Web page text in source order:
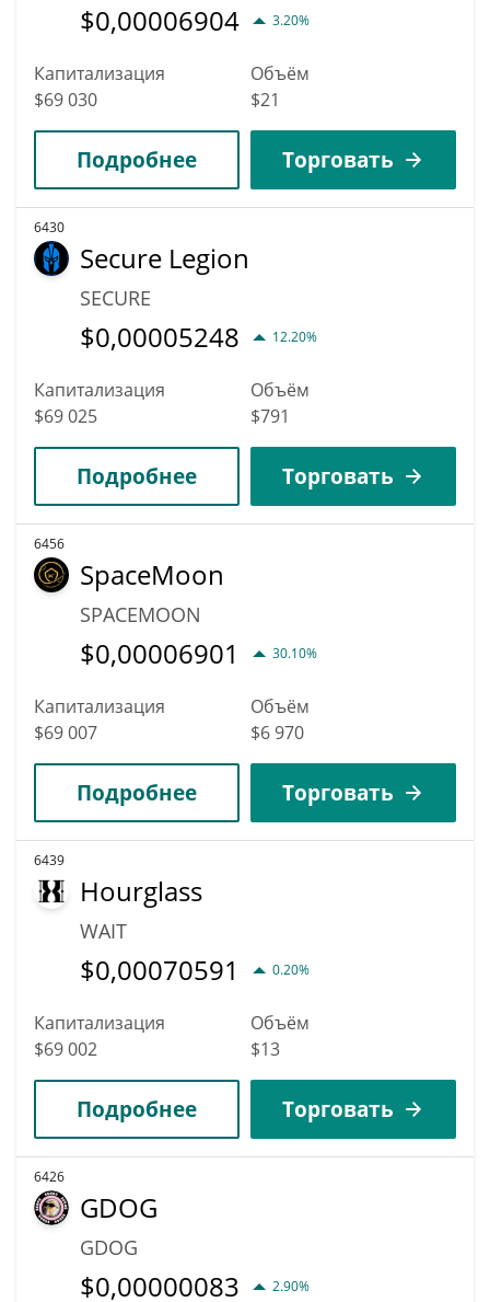
$0,00006904 3.20%
Капитализация
$69 030
Объём
$21
Подробнее Торговать
6430
Secure Legion
SECURE
$0,00005248 12.20%
Капитализация
$69 025
Объём
$791
Подробнее Торговать
6456
SpaceMoon
SPACEMOON
$0,00006901 30.10%
Капитализация
$69 007
Объём
$6 970
Подробнее Торговать
6439
Hourglass
WAIT
$0,00070591 0.20%
Капитализация
$69 002
Объём
$13
Подробнее Торговать
6426
GDOG
GDOG
$0,00000083 2.90%